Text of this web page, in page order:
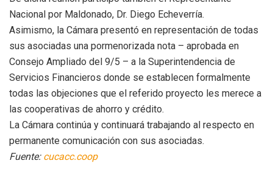
Nacional por Maldonado, Dr. Diego Echeverría.
Asimismo, la Cámara presentó en representación de todas
sus asociadas una pormenorizada nota – aprobada en
Consejo Ampliado del 9/5 – a la Superintendencia de
Servicios Financieros donde se establecen formalmente
todas las objeciones que el referido proyecto les merece a
las cooperativas de ahorro y crédito.
La Cámara continúa y continuará trabajando al respecto en
permanente comunicación con sus asociadas.
Fuente: cucacc.coop